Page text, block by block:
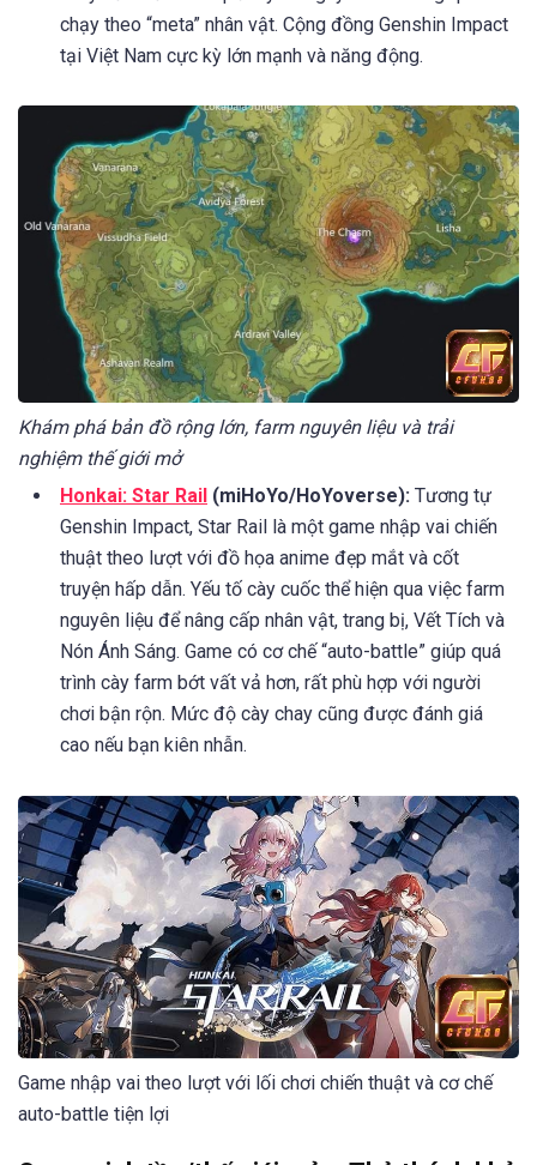
chạy theo “meta” nhân vật. Cộng đồng Genshin Impact
tại Việt Nam cực kỳ lớn mạnh và năng động.
Khám phá bản đồ rộng lớn, farm nguyên liệu và trải
nghiệm thế giới mở
Honkai: Star Rail (miHoYo/HoYoverse): Tương tự
Genshin Impact, Star Rail là một game nhập vai chiến
thuật theo lượt với đồ họa anime đẹp mắt và cốt
truyện hấp dẫn. Yếu tố cày cuốc thể hiện qua việc farm
nguyên liệu để nâng cấp nhân vật, trang bị, Vết Tích và
Nón Ánh Sáng. Game có cơ chế “auto-battle” giúp quá
trình cày farm bớt vất vả hơn, rất phù hợp với người
chơi bận rộn. Mức độ cày chay cũng được đánh giá
cao nếu bạn kiên nhẫn.
Game nhập vai theo lượt với lối chơi chiến thuật và cơ chế
auto-battle tiện lợi